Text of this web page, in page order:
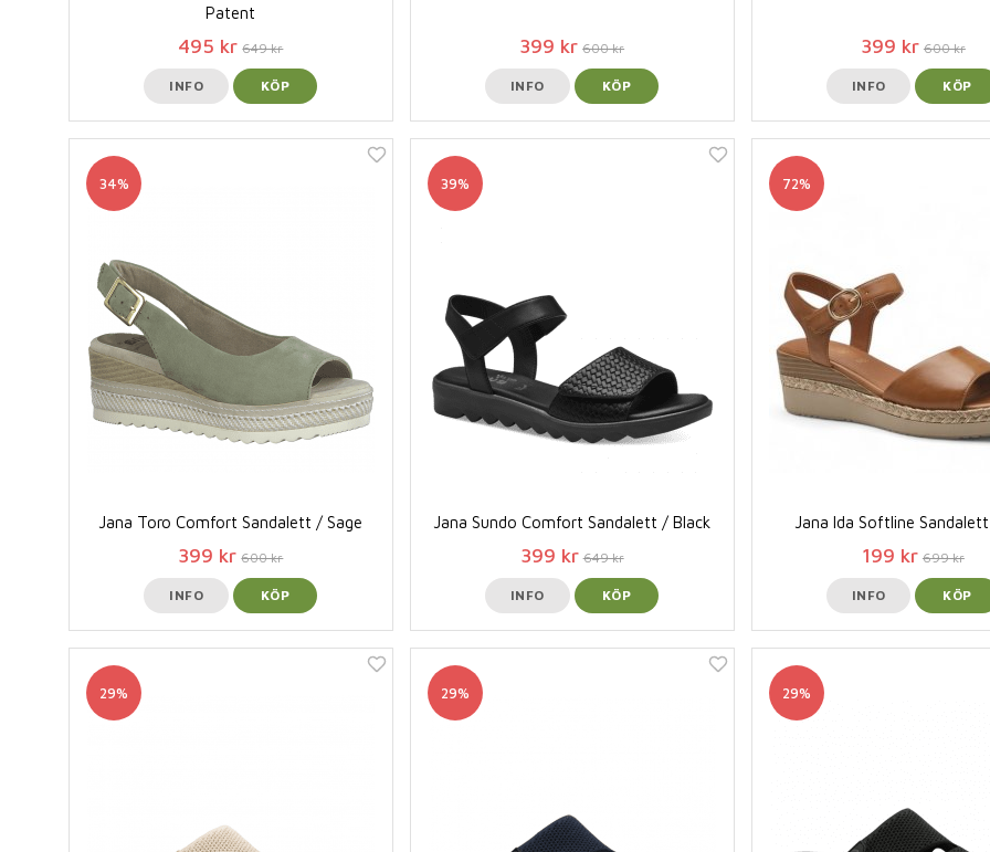
Patent
495 kr 649 kr
INFO KÖP
399 kr 600 kr
INFO KÖP
399 kr 600 kr
INFO KÖP
34%
Jana Toro Comfort Sandalett / Sage
399 kr 600 kr
INFO KÖP
39%
Jana Sundo Comfort Sandalett / Black
399 kr 649 kr
INFO KÖP
72%
Jana Ida Softline
199 kr 699 kr
INFO KÖP
29% 29% 29%